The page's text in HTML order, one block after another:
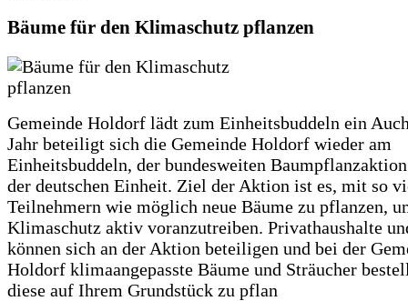
Bäume für den Klimaschutz pflanzen
Gemeinde Holdorf lädt zum Einheitsbuddeln ein
Jahr beteiligt sich die Gemeinde Holdorf wieder am
Einheitsbuddeln, der bundesweiten
der deutschen Einheit. Ziel der Aktion ist es, mit so
Teilnehmern wie möglich neue Bäume zu pflanzen,
Klimaschutz aktiv voranzutreiben. Privathaushalte
können sich an der Aktion beteiligen und bei der
Holdorf klimaangepasste Bäume und Sträucher
diese auf Ihrem Grundstück zu pflan